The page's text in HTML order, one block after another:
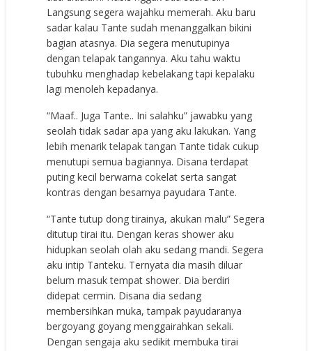
Langsung segera wajahku memerah. Aku baru
sadar kalau Tante sudah menanggalkan bikini
bagian atasnya. Dia segera menutupinya
dengan telapak tangannya. Aku tahu waktu
tubuhku menghadap kebelakang tapi kepalaku
lagi menoleh kepadanya.
“Maaf.. Juga Tante.. Ini salahku” jawabku yang
seolah tidak sadar apa yang aku lakukan. Yang
lebih menarik telapak tangan Tante tidak cukup
menutupi semua bagiannya. Disana terdapat
puting kecil berwarna cokelat serta sangat
kontras dengan besarnya payudara Tante.
“Tante tutup dong tirainya, akukan malu” Segera
ditutup tirai itu. Dengan keras shower aku
hidupkan seolah olah aku sedang mandi. Segera
aku intip Tanteku. Ternyata dia masih diluar
belum masuk tempat shower. Dia berdiri
didepat cermin. Disana dia sedang
membersihkan muka, tampak payudaranya
bergoyang goyang menggairahkan sekali.
Dengan sengaja aku sedikit membuka tirai